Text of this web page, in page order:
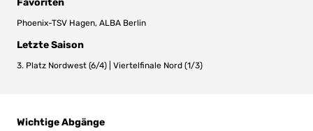
Favoriten
Phoenix-TSV Hagen, ALBA Berlin
Letzte Saison
3. Platz Nordwest (6/4) | Viertelfinale Nord (1/3)
Wichtige Abgänge